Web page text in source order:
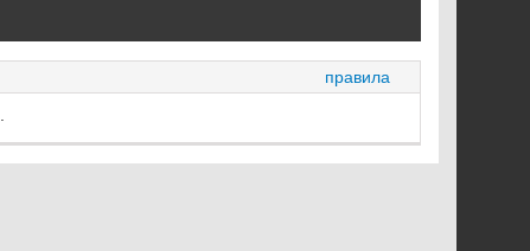
правила